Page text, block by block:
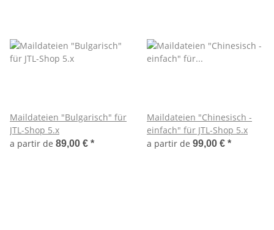
Maildateien "Bulgarisch" für
JTL-Shop 5.x
a partir de 89,00 € *
Maildateien "Chinesisch -
einfach" für JTL-Shop 5.x
a partir de 99,00 € *